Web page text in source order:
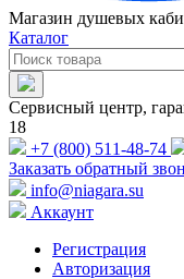
Магазин душевых
Каталог
Сервисный центр,
18
+7 (800) 511-48-74
Заказать обратный
info@niagara.su
Аккаунт
Регистрация
Авторизация